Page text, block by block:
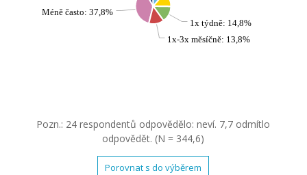
1x týdně: 14,8%
1x-3x měsíčně: 13,8%
Méně často: 37,8%
Pozn.: 24 respondentů odpovědělo: neví. 7,7 odmítlo
odpovědět. (N = 344,6)
Porovnat s do výběrem